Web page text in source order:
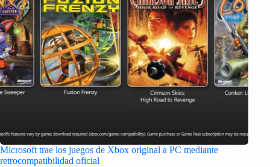
Microsoft trae los juegos de Xbox original a PC mediante
retrocompatibilidad oficial